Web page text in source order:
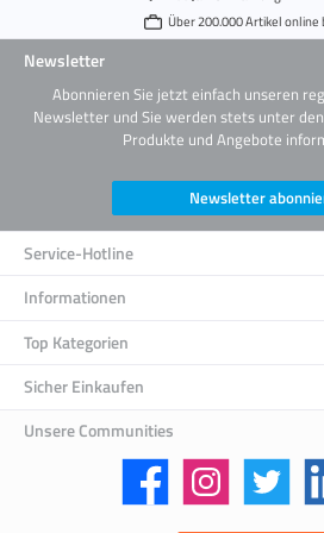
Über 200.000 Artikel
Newsletter
Abonnieren Sie jetzt einfach unseren
Newsletter und Sie werden stets unter
Produkte und Angebote
Newsletter
Service-Hotline
Informationen
Top Kategorien
Sicher Einkaufen
Unsere Communities
Facebook Instagram Twitter